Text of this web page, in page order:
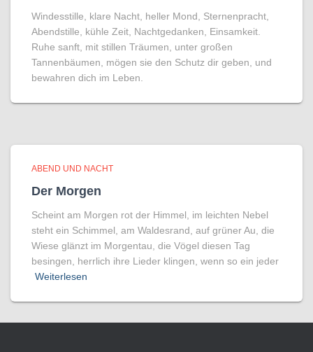
Windesstille, klare Nacht, heller Mond, Sternenpracht,
Abendstille, kühle Zeit, Nachtgedanken, Einsamkeit.
Ruhe sanft, mit stillen Träumen, unter großen
Tannenbäumen, mögen sie den Schutz dir geben, und
bewahren dich im Leben.
ABEND UND NACHT
Der Morgen
Scheint am Morgen rot der Himmel, im leichten Nebel
steht ein Schimmel, am Waldesrand, auf grüner Au, die
Wiese glänzt im Morgentau, die Vögel diesen Tag
besingen, herrlich ihre Lieder klingen, wenn so ein jeder
Weiterlesen